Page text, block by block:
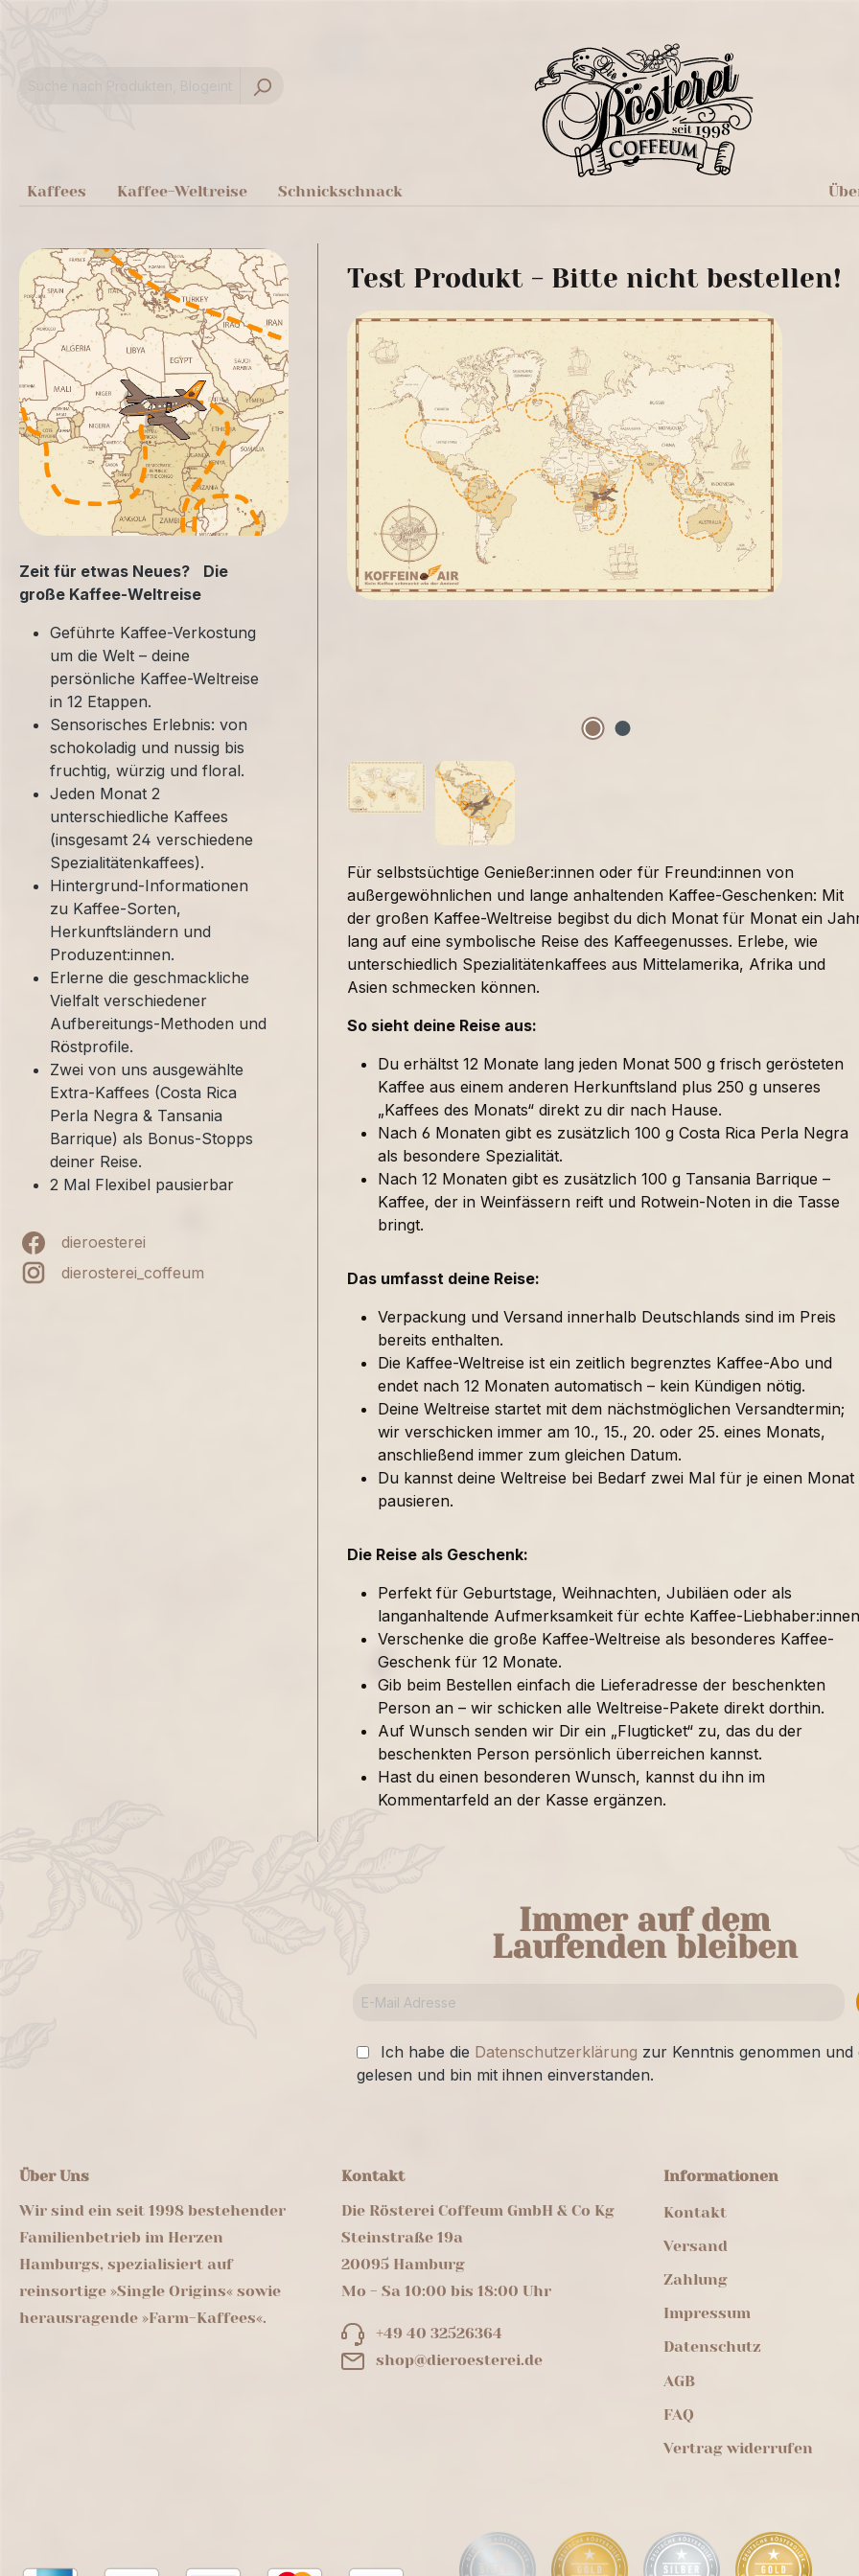
Kaffees Kaffee-Weltreise Schnickschnack
Zeit für etwas Neues? Die
große Kaffee-Weltreise
Geführte Kaffee-Verkostung
um die Welt – deine
persönliche Kaffee-Weltreise
in 12 Etappen.
Sensorisches Erlebnis: von
schokoladig und nussig bis
fruchtig, würzig und floral.
Jeden Monat 2
unterschiedliche Kaffees
(insgesamt 24 verschiedene
Spezialitätenkaffees).
Hintergrund-Informationen
zu Kaffee-Sorten,
Herkunftsländern und
Produzent:innen.
Erlerne die geschmackliche
Vielfalt verschiedener
Aufbereitungs-Methoden und
Röstprofile.
Zwei von uns ausgewählte
Extra-Kaffees (Costa Rica
Perla Negra & Tansania
Barrique) als Bonus-Stopps
deiner Reise.
2 Mal Flexibel pausierbar
dieroesterei
dierosterei_coffeum
Test Produkt - Bitte nicht bestellen!
Für selbstsüchtige Genießer:innen oder für Freund:innen von
außergewöhnlichen und lange anhaltenden Kaffee-Geschenken: Mit
der großen Kaffee-Weltreise begibst du dich Monat für Monat ein
lang auf eine symbolische Reise des Kaffeegenusses. Erlebe, wie
unterschiedlich Spezialitätenkaffees aus Mittelamerika, Afrika und
Asien schmecken können.
So sieht deine Reise aus:
Du erhältst 12 Monate lang jeden Monat 500 g frisch gerösteten
Kaffee aus einem anderen Herkunftsland plus 250 g unseres
„Kaffees des Monats“ direkt zu dir nach Hause.
Nach 6 Monaten gibt es zusätzlich 100 g Costa Rica Perla Negra
als besondere Spezialität.
Nach 12 Monaten gibt es zusätzlich 100 g Tansania Barrique –
Kaffee, der in Weinfässern reift und Rotwein-Noten in die Tasse
bringt.
Das umfasst deine Reise:
Verpackung und Versand innerhalb Deutschlands sind im Preis
bereits enthalten.
Die Kaffee-Weltreise ist ein zeitlich begrenztes Kaffee-Abo und
endet nach 12 Monaten automatisch – kein Kündigen nötig.
Deine Weltreise startet mit dem nächstmöglichen Versandtermin;
wir verschicken immer am 10., 15., 20. oder 25. eines Monats,
anschließend immer zum gleichen Datum.
Du kannst deine Weltreise bei Bedarf zwei Mal für je einen Monat
pausieren.
Die Reise als Geschenk:
Perfekt für Geburtstage, Weihnachten, Jubiläen oder als
langanhaltende Aufmerksamkeit für echte Kaffee-
Verschenke die große Kaffee-Weltreise als besonderes Kaffee-
Geschenk für 12 Monate.
Gib beim Bestellen einfach die Lieferadresse der beschenkten
Person an – wir schicken alle Weltreise-Pakete direkt dorthin.
Auf Wunsch senden wir Dir ein „Flugticket“ zu, das du der
beschenkten Person persönlich überreichen kannst.
Hast du einen besonderen Wunsch, kannst du ihn im
Kommentarfeld an der Kasse ergänzen.
Immer auf dem
Laufenden bleiben
Ich habe die Datenschutzerklärung zur Kenntnis genommen
gelesen und bin mit ihnen einverstanden.
Über Uns
Wir sind ein seit 1998 bestehender
Familienbetrieb im Herzen
Hamburgs, spezialisiert auf
reinsortige »Single Origins« sowie
herausragende »Farm-Kaffees«.
Kontakt
Die Rösterei Coffeum GmbH & Co Kg
Steinstraße 19a
20095 Hamburg
Mo - Sa 10:00 bis 18:00 Uhr
+49 40 32526364
shop@dieroesterei.de
Informationen
Kontakt
Versand
Zahlung
Impressum
Datenschutz
AGB
FAQ
Vertrag widerrufen